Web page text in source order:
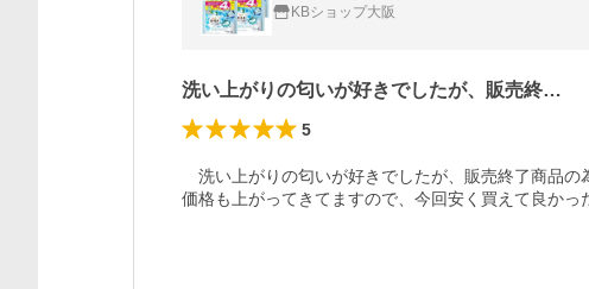
KBショップ大阪
洗い上がりの匂いが好きでしたが、販売終…
5
洗い上がりの匂いが好きでしたが、販売終了商品の